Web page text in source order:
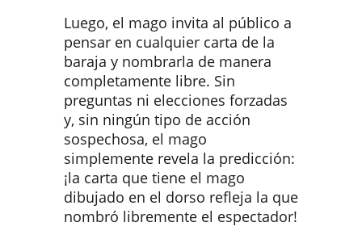
Luego, el mago invita al público a
pensar en cualquier carta de la
baraja y nombrarla de manera
completamente libre. Sin
preguntas ni elecciones forzadas
y, sin ningún tipo de acción
sospechosa, el mago
simplemente revela la predicción:
¡la carta que tiene el mago
dibujado en el dorso refleja la que
nombró libremente el espectador!